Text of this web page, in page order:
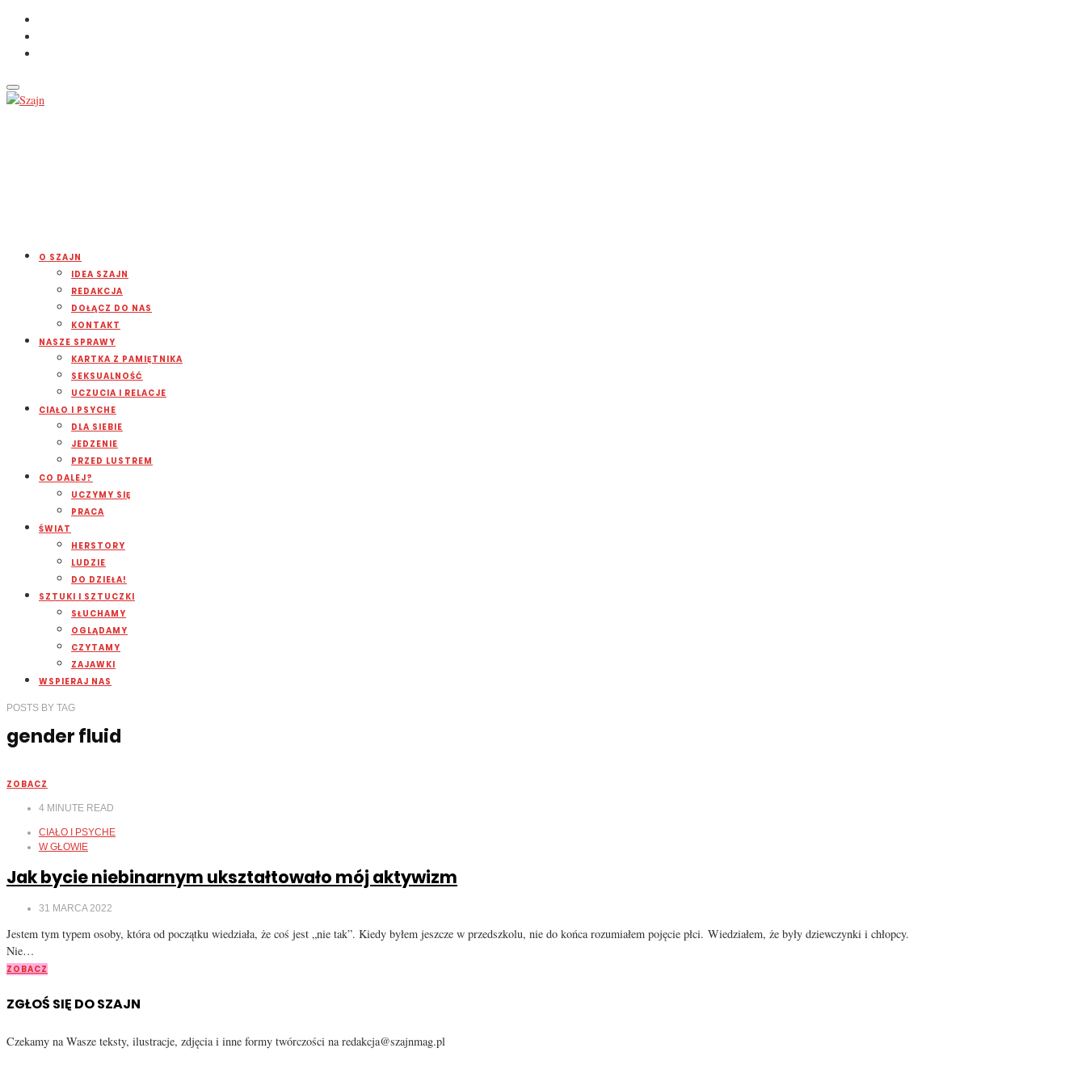
O SZAJN
IDEA SZAJN
REDAKCJA
DOŁĄCZ DO NAS
KONTAKT
NASZE SPRAWY
KARTKA Z PAMIĘTNIKA
SEKSUALNOŚĆ
UCZUCIA I RELACJE
CIAŁO I PSYCHE
DLA SIEBIE
JEDZENIE
PRZED LUSTREM
CO DALEJ?
UCZYMY SIĘ
PRACA
ŚWIAT
HERSTORY
LUDZIE
DO DZIEŁA!
SZTUKI I SZTUCZKI
SŁUCHAMY
OGLĄDAMY
CZYTAMY
ZAJAWKI
WSPIERAJ NAS
POSTS BY TAG
gender fluid
ZOBACZ
4 MINUTE READ
CIAŁO I PSYCHE
W GŁOWIE
Jak bycie niebinarnym ukształtowało mój aktywizm
31 MARCA 2022
Jestem tym typem osoby, która od początku wiedziała, że coś jest „nie tak”. Kiedy byłem jeszcze w przedszkolu, nie do końca rozumiałem pojęcie płci. Wiedziałem, że były dziewczynki i chłopcy.
Nie…
ZOBACZ
ZGŁOŚ SIĘ DO SZAJN
Czekamy na Wasze teksty, ilustracje, zdjęcia i inne formy twórczości na redakcja@szajnmag.pl